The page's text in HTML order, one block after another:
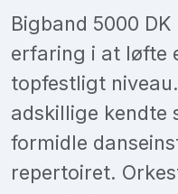
Bigband 5000
erfaring i at løfte
topfestligt
adskillige kendte
formidle
repertoiret.